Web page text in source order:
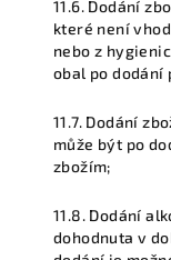
11.6. Dodání
které není
nebo z
obal po dodání
11.7. Dodání
může být po
zbožím;
11.8. Dodání
dohodnuta v